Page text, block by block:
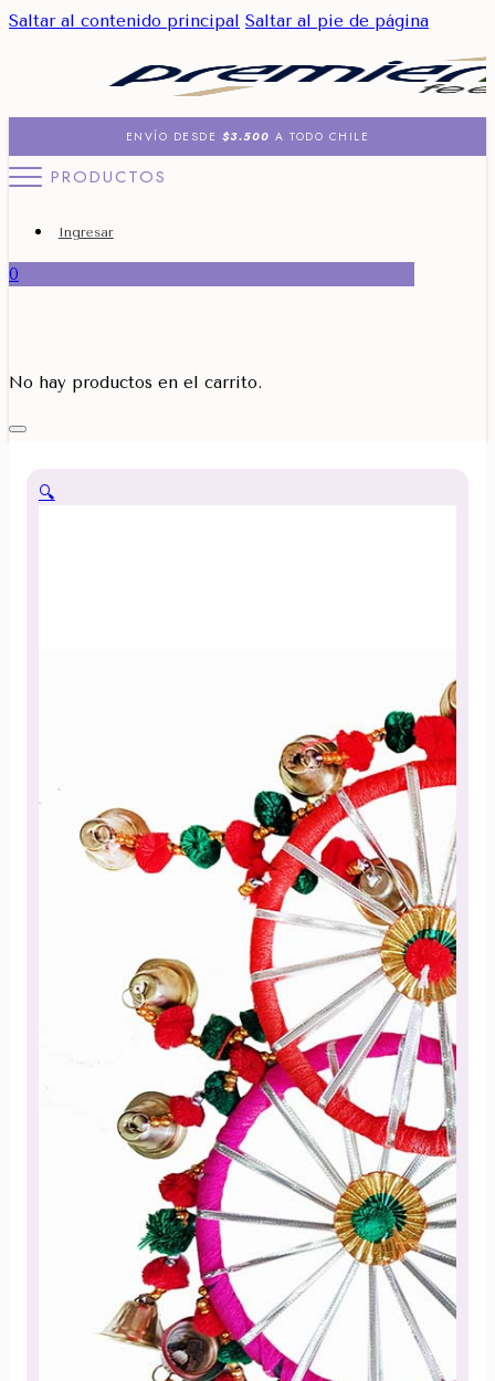
Saltar al contenido principal Saltar al pie de página
ENVÍO DESDE $3.500 A TODO CHILE
PRODUCTOS
Ingresar
0
No hay productos en el carrito.
🔍